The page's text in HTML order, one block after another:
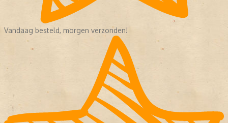
Vandaag besteld, morgen verzonden!